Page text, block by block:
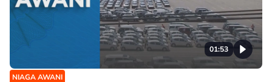
01:53
NIAGA AWANI